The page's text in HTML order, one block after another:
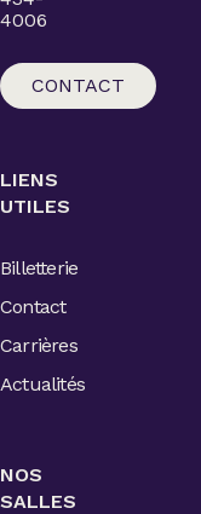
4006
CONTACT
LIENS
UTILES
Billetterie
Contact
Carrières
Actualités
NOS
SALLES